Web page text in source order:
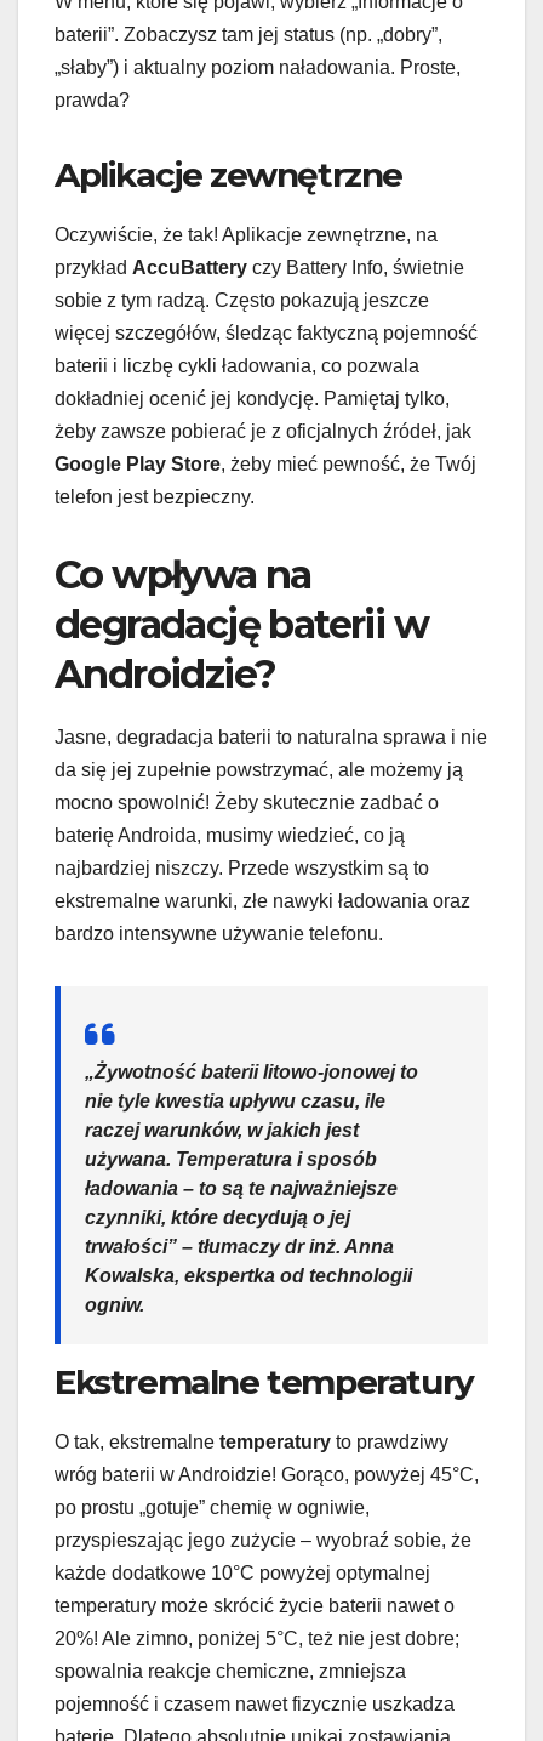
baterii”. Zobaczysz tam jej status (np. „dobry”,
„słaby”) i aktualny poziom naładowania. Proste,
prawda?
Aplikacje zewnętrzne
Oczywiście, że tak! Aplikacje zewnętrzne, na
przykład AccuBattery czy Battery Info, świetnie
sobie z tym radzą. Często pokazują jeszcze
więcej szczegółów, śledząc faktyczną pojemność
baterii i liczbę cykli ładowania, co pozwala
dokładniej ocenić jej kondycję. Pamiętaj tylko,
żeby zawsze pobierać je z oficjalnych źródeł, jak
Google Play Store, żeby mieć pewność, że Twój
telefon jest bezpieczny.
Co wpływa na
degradację baterii w
Androidzie?
Jasne, degradacja baterii to naturalna sprawa i nie
da się jej zupełnie powstrzymać, ale możemy ją
mocno spowolnić! Żeby skutecznie zadbać o
baterię Androida, musimy wiedzieć, co ją
najbardziej niszczy. Przede wszystkim są to
ekstremalne warunki, złe nawyki ładowania oraz
bardzo intensywne używanie telefonu.
„Żywotność baterii litowo-jonowej to
nie tyle kwestia upływu czasu, ile
raczej warunków, w jakich jest
używana. Temperatura i sposób
ładowania – to są te najważniejsze
czynniki, które decydują o jej
trwałości” – tłumaczy dr inż. Anna
Kowalska, ekspertka od technologii
ogniw.
Ekstremalne temperatury
O tak, ekstremalne temperatury to prawdziwy
wróg baterii w Androidzie! Gorąco, powyżej 45°C,
po prostu „gotuje” chemię w ogniwie,
przyspieszając jego zużycie – wyobraź sobie, że
każde dodatkowe 10°C powyżej optymalnej
temperatury może skrócić życie baterii nawet o
20%! Ale zimno, poniżej 5°C, też nie jest dobre;
spowalnia reakcje chemiczne, zmniejsza
pojemność i czasem nawet fizycznie uszkadza
baterię. Dlatego absolutnie unikaj zostawiania